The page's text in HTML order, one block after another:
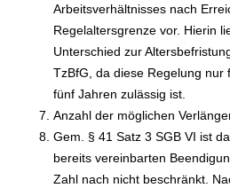
Arbeitsverhältnisses nach
Regelaltersgrenze vor. Hierin
Unterschied zur
TzBfG, da diese Regelung nur
fünf Jahren zulässig ist.
Anzahl der möglichen
Gem. § 41 Satz 3 SGB VI ist
bereits vereinbarten
Zahl nach nicht beschränkt.